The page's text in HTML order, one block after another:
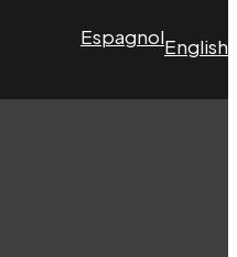
EspagnolEnglish